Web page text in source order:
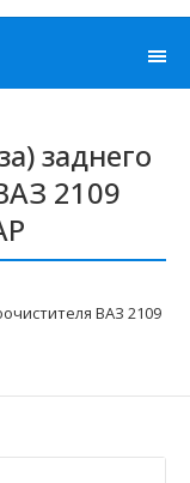
заднего
2109
ВАЗ 2109